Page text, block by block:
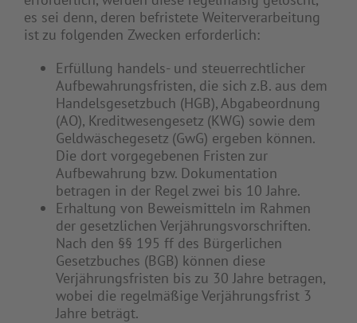
es sei denn, deren befristete Weiterverarbeitung
ist zu folgenden Zwecken erforderlich:
Erfüllung handels- und steuerrechtlicher
Aufbewahrungsfristen, die sich z.B. aus dem
Handelsgesetzbuch (HGB), Abgabeordnung
(AO), Kreditwesengesetz (KWG) sowie dem
Geldwäschegesetz (GwG) ergeben können.
Die dort vorgegebenen Fristen zur
Aufbewahrung bzw. Dokumentation
betragen in der Regel zwei bis 10 Jahre.
Erhaltung von Beweismitteln im Rahmen
der gesetzlichen Verjährungsvorschriften.
Nach den §§ 195 ff des Bürgerlichen
Gesetzbuches (BGB) können diese
Verjährungsfristen bis zu 30 Jahre betragen,
wobei die regelmäßige Verjährungsfrist 3
Jahre beträgt.